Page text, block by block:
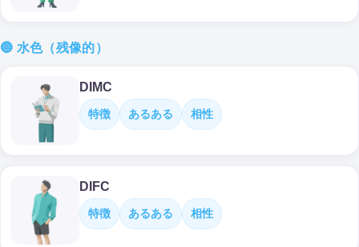
🔵 水色（残像的）
DIMC
特徴 あるある 相性
DIFC
特徴 あるある 相性